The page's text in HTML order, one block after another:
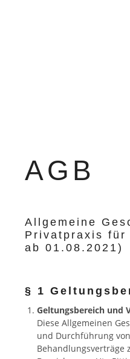
AGB
Allgemeine
Privatpraxis für
ab 01.08.2021)
§ 1
Geltungsbereich und
Diese Allgemeinen
und Durchführung
Behandlungsverträge